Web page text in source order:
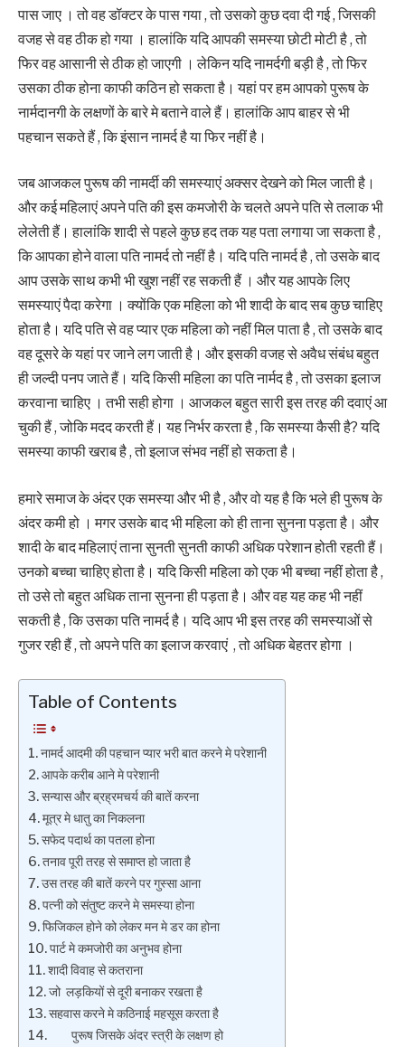
पास जाए । तो वह डॉक्टर के पास गया , तो उसको कुछ दवा दी गई , जिसकी
वजह से वह ठीक हो गया । हालांकि यदि आपकी समस्या छोटी मोटी है , तो
फिर वह आसानी से ठीक हो जाएगी । लेकिन यदि नामर्दगी बड़ी है , तो फिर
उसका ठीक होना काफी कठिन हो सकता है। यहां पर हम आपको पुरूष के
नार्मदानगी के लक्षणों के बारे मे बताने वाले हैं। हालांकि आप बाहर से भी
पहचान सकते हैं , कि इंसान नामर्द है या फिर नहीं है।
जब आजकल पुरूष की नामर्दी की समस्याएं अक्सर देखने को मिल जाती है।
और कई महिलाएं अपने पति की इस कमजोरी के चलते अपने पति से तलाक भी
लेलेती हैं। हालांकि शादी से पहले कुछ हद तक यह पता लगाया जा सकता है ,
कि आपका होने वाला पति नामर्द तो नहीं है। यदि पति नामर्द है , तो उसके बाद
आप उसके साथ कभी भी खुश नहीं रह सकती हैं । और यह आपके लिए
समस्याएं पैदा करेगा । क्योंकि एक महिला को भी शादी के बाद सब कुछ चाहिए
होता है। यदि पति से वह प्यार एक महिला को नहीं मिल पाता है , तो उसके बाद
वह दूसरे के यहां पर जाने लग जाती है। और इसकी वजह से अवैध संबंध बहुत
ही जल्दी पनप जाते हैं। यदि किसी महिला का पति नार्मद है , तो उसका इलाज
करवाना चाहिए । तभी सही होगा । आजकल बहुत सारी इस तरह की दवाएं आ
चुकी हैं , जोकि मदद करती हैं। यह निर्भर करता है , कि समस्या कैसी है? यदि
समस्या काफी खराब है , तो इलाज संभव नहीं हो सकता है।
हमारे समाज के अंदर एक समस्या और भी है , और वो यह है कि भले ही पुरूष के
अंदर कमी हो । मगर उसके बाद भी महिला को ही ताना सुनना पड़ता है। और
शादी के बाद महिलाएं ताना सुनती सुनती काफी अधिक परेशान होती रहती हैं।
उनको बच्चा चाहिए होता है। यदि किसी महिला को एक भी बच्चा नहीं होता है ,
तो उसे तो बहुत अधिक ताना सुनना ही पड़ता है। और वह यह कह भी नहीं
सकती है , कि उसका पति नामर्द है। यदि आप भी इस तरह की समस्याओं से
गुजर रही हैं , तो अपने पति का इलाज करवाएं , तो अधिक बेहतर होगा ।
Table of Contents
नामर्द आदमी की पहचान प्यार भरी बात करने मे परेशानी
आपके करीब आने मे परेशानी
सन्यास और ब्रह्रमचर्य की बातें करना
मूत्र मे धातु का निकलना
सफेद पदार्थ का पतला होना
तनाव पूरी तरह से समाप्त हो जाता है
उस तरह की बातें करने पर गुस्सा आना
पत्नी को संतुष्ट करने मे समस्या होना
फिजिकल होने को लेकर मन मे डर का होना
पार्ट मे कमजोरी का अनुभव होना
शादी विवाह से कतराना
जो लड़कियों से दूरी बनाकर रखता है
सहवास करने मे कठिनाई महसूस करता है
पुरूष जिसके अंदर स्त्री के लक्षण हो